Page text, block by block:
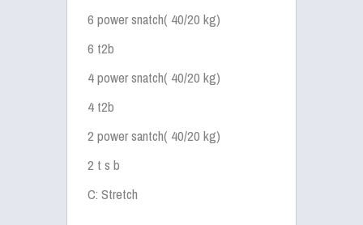
6 power snatch( 40/20 kg)
6 t2b
4 power snatch( 40/20 kg)
4 t2b
2 power santch( 40/20 kg)
2 t s b
C: Stretch